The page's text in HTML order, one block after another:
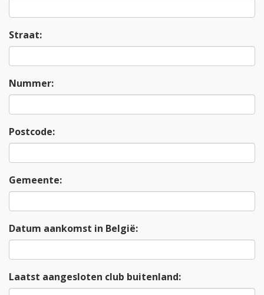
Straat:
Nummer:
Postcode:
Gemeente:
Datum aankomst in België:
Laatst aangesloten club buitenland: